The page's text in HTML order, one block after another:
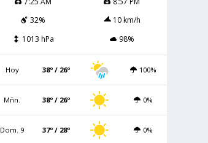
32%
10 km/h
1013 hPa
98%
Hoy 38º / 26º 100%
Mñn. 38º / 26º 0%
Dom. 9 37º / 28º 0%